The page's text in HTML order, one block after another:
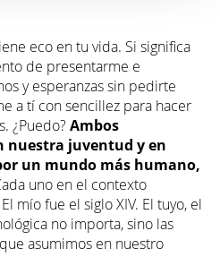
eco en tu vida. Si significa
de presentarme e
y esperanzas sin pedirte
a tí con sencillez para hacer
¿Puedo? Ambos
nuestra juventud y en
un mundo más humano,
uno en el contexto
mío fue el siglo XIV. El tuyo, el
no importa, sino las
asumimos en nuestro